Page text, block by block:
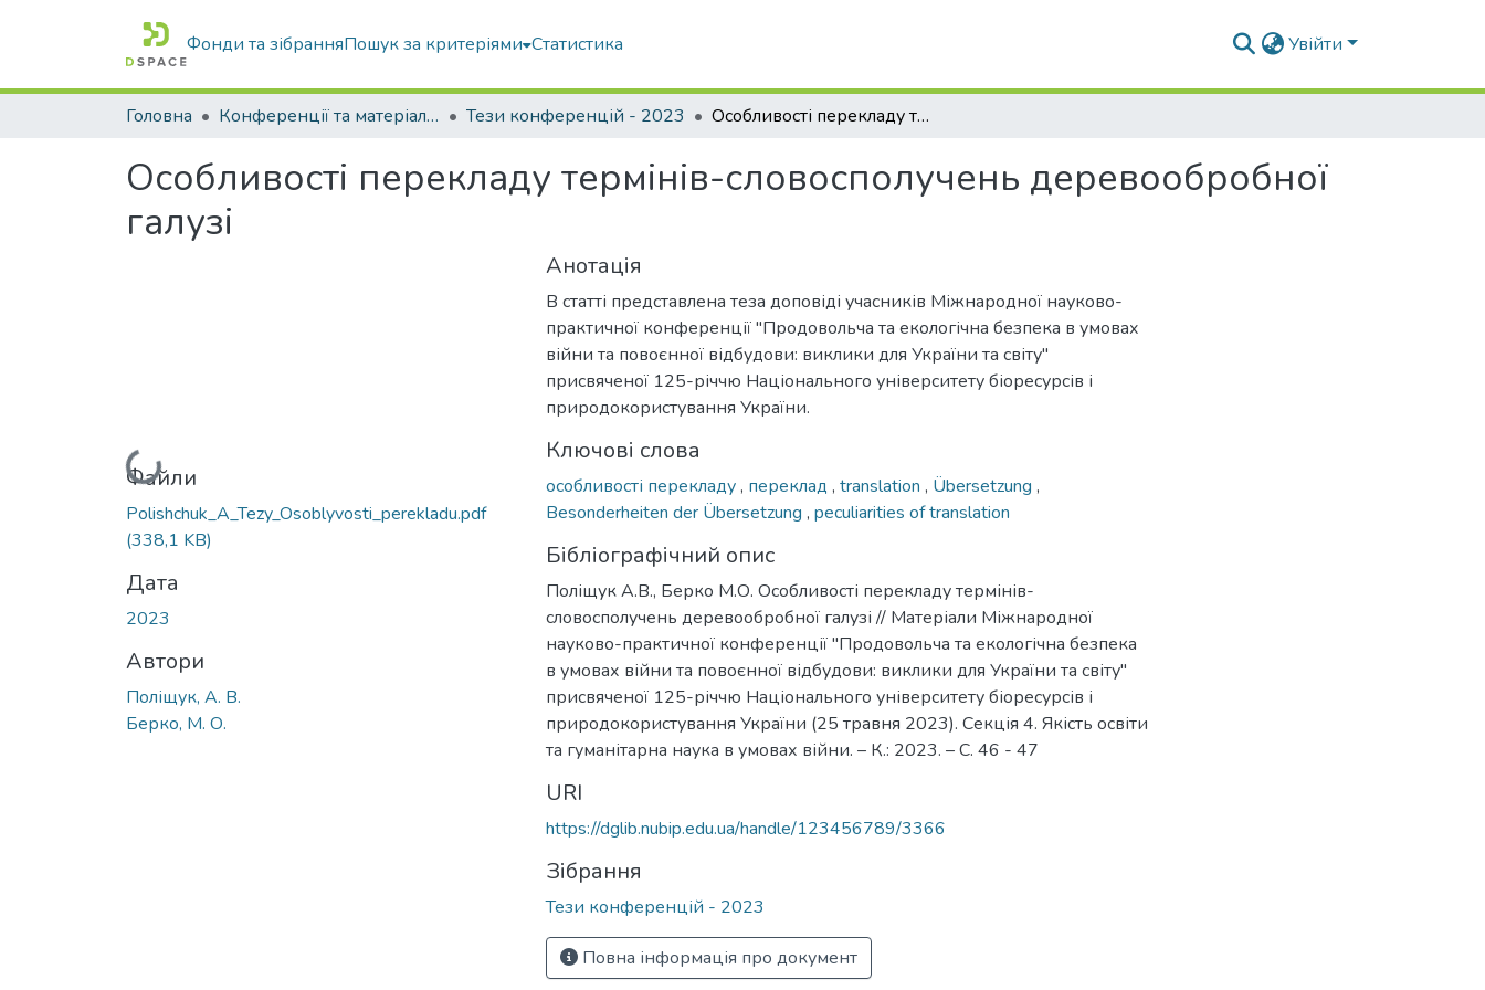
Фонди та зібранняПошук за критеріями Статистика Увійти
Головна Конференції та матеріали конференцій Тези конференцій - 2023 Особливості перекладу термінів-словосполучень деревообробної галузі
Особливості перекладу термінів-словосполучень деревообробної
галузі
Вантажиться...
Файли
Polishchuk_A_Tezy_Osoblyvosti_perekladu.pdf
(338,1 KB)
Дата
2023
Автори
Поліщук, А. В.
Берко, М. О.
Анотація
В статті представлена теза доповіді учасників Міжнародної науково-
практичної конференції "Продовольча та екологічна безпека в умовах
війни та повоєнної відбудови: виклики для України та світу"
присвяченої 125-річчю Національного університету біоресурсів і
природокористування України.
Ключові слова
особливості перекладу, переклад , translation , Übersetzung ,
Besonderheiten der Übersetzung , peculiarities of translation
Бібліографічний опис
Поліщук А.В., Берко М.О. Особливості перекладу термінів-
словосполучень деревообробної галузі // Матеріали Міжнародної
науково-практичної конференції "Продовольча та екологічна безпека
в умовах війни та повоєнної відбудови: виклики для України та світу"
присвяченої 125-річчю Національного університету біоресурсів і
природокористування України (25 травня 2023). Секція 4. Якість освіти
та гуманітарна наука в умовах війни. – К.: 2023. – С. 46 - 47
URI
https://dglib.nubip.edu.ua/handle/123456789/3366
Зібрання
Тези конференцій - 2023
Повна інформація про документ